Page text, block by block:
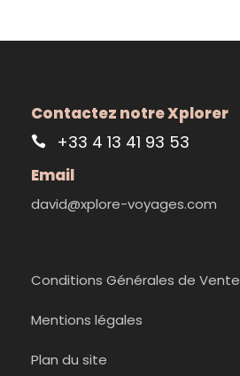
Contactez notre Xplorer
+33 4 13 41 93 53
Email
david@xplore-voyages.com
Conditions Générales de Vente
Mentions légales
Plan du site